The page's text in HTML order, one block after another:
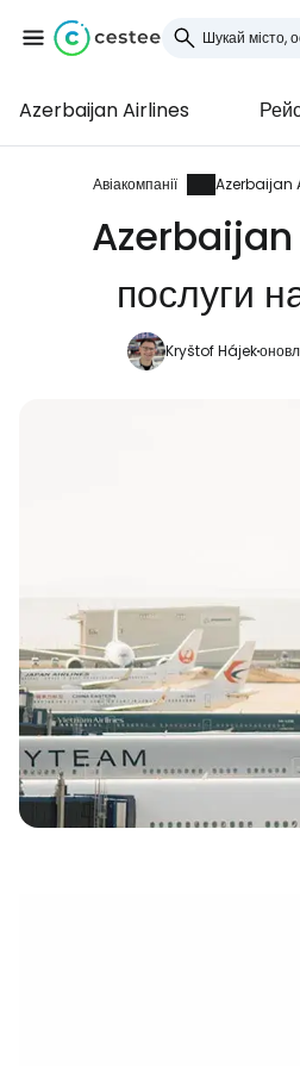
Azerbaijan Airlines
Авіакомпанії Azerbaijan
послуги
Kryštof Hájek
Увійдіть до
... світова туристична
Продовжуйте